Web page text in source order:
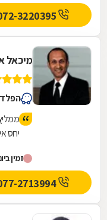
מיכאל
הפלדה 3, אור
יחס
זמין
077-2713994